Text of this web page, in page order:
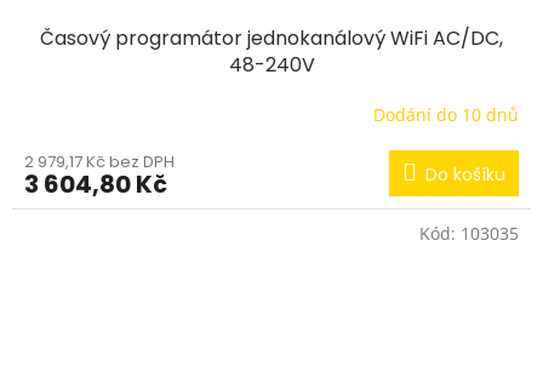
Časový programátor jednokanálový WiFi AC/DC,
48-240V
Dodání do 10 dnů
2 979,17 Kč bez DPH
3 604,80 Kč Do košíku
Kód: 103035